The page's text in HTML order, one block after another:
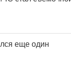
еще один